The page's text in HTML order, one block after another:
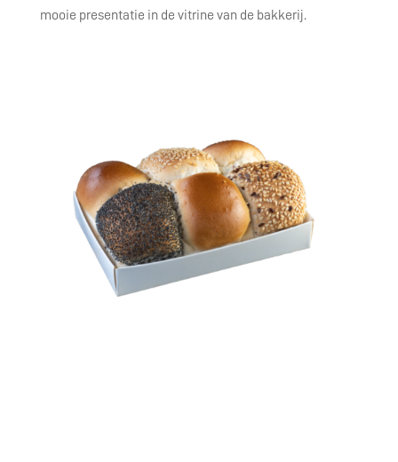
mooie presentatie in de vitrine van de bakkerij.